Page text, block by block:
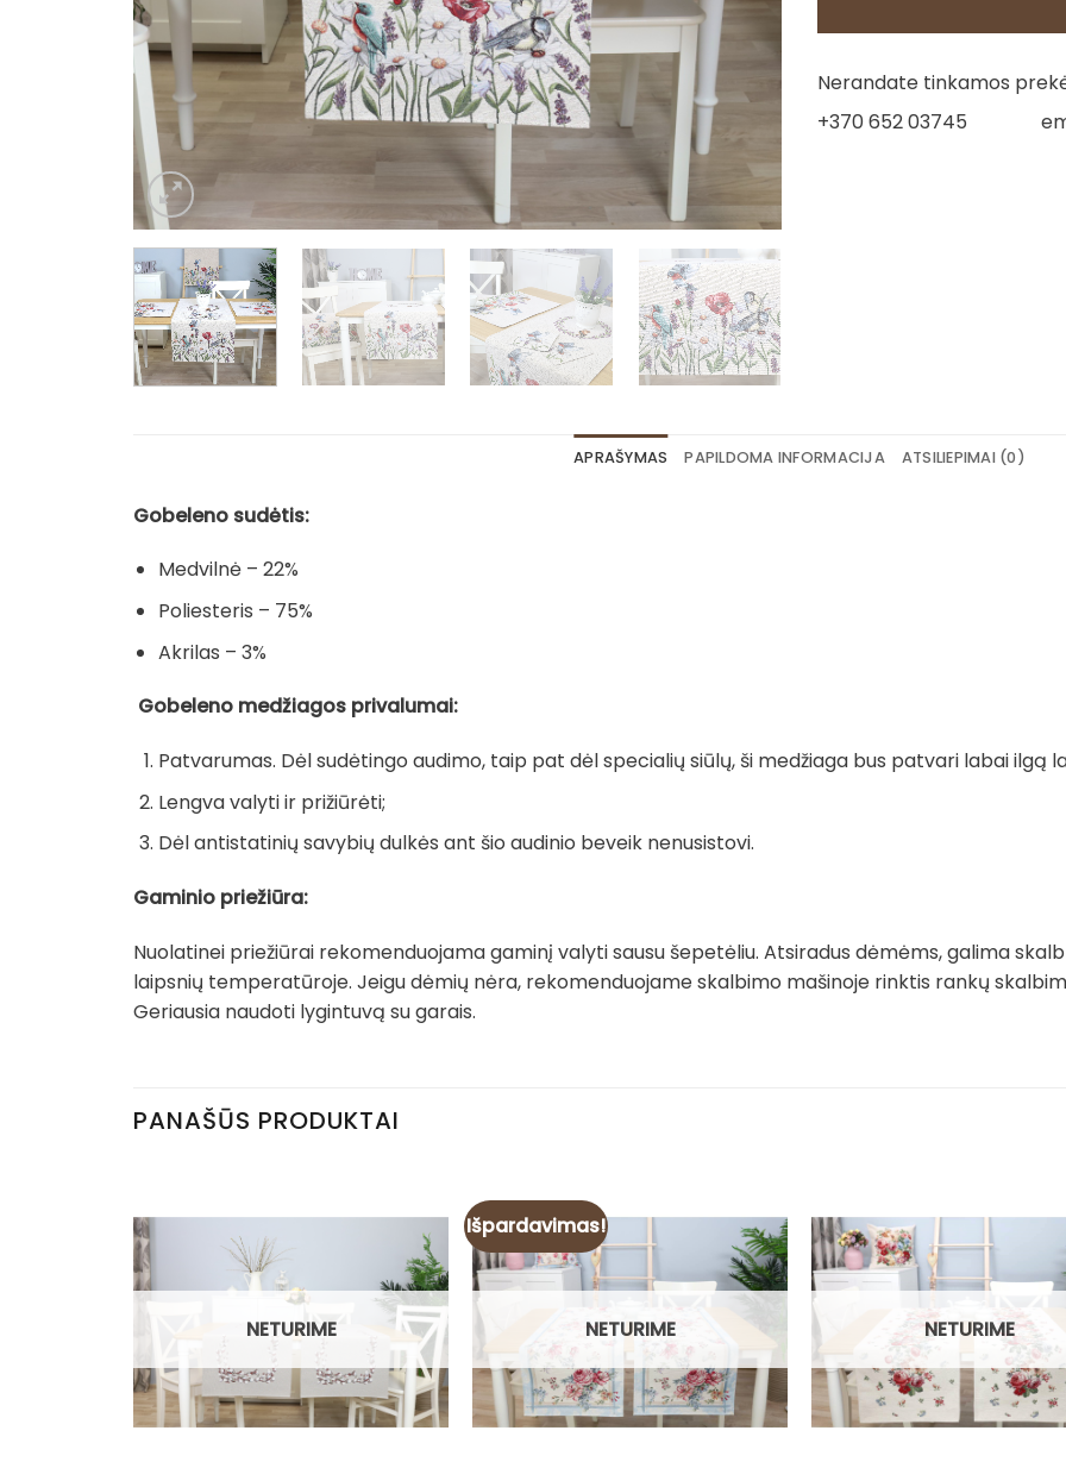
Nerandate tinkamos
+370 652 03745
APRAŠYMAS PAPILDOMA INFORMACIJA ATSILIEPIMAI (0)
Gobeleno sudėtis:
Medvilnė – 22%
Poliesteris – 75%
Akrilas – 3%
Gobeleno medžiagos privalumai:
Patvarumas. Dėl sudėtingo audimo, taip pat dėl specialių siūlų, ši medžiaga bus patvari labai ilgą
Lengva valyti ir prižiūrėti;
Dėl antistatinių savybių dulkės ant šio audinio beveik nenusistovi.
Gaminio priežiūra:
Nuolatinei priežiūrai rekomenduojama gaminį valyti sausu šepetėliu. Atsiradus dėmėms, galima
laipsnių temperatūroje. Jeigu dėmių nėra, rekomenduojame skalbimo mašinoje rinktis rankų
Geriausia naudoti lygintuvą su garais.
PANAŠŪS PRODUKTAI
NETURIME
Išpardavimas!
NETURIME NETURIME